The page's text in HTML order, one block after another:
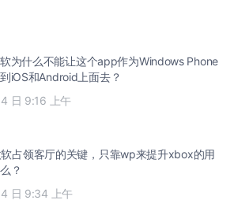
为什么不能让这个app作为Windows Phone
iOS和Android上面去？
日 9:16 上午
占领客厅的关键，只靠wp来提升xbox的用
？
日 9:34 上午